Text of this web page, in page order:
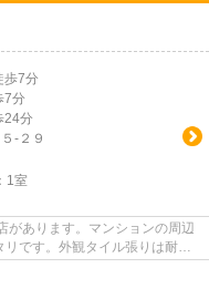
歩7分
7分
24分
-２９
1室
があります。マンションの周辺
です。外観タイル張りは耐久